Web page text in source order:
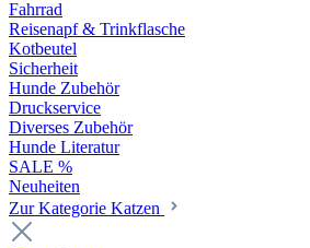
Fahrrad
Reisenapf & Trinkflasche
Kotbeutel
Sicherheit
Hunde Zubehör
Druckservice
Diverses Zubehör
Hunde Literatur
SALE %
Neuheiten
Zur Kategorie Katzen